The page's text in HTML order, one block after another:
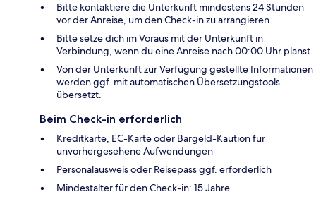
Bitte kontaktiere die Unterkunft mindestens 24 Stunden
vor der Anreise, um den Check-in zu arrangieren.
Bitte setze dich im Voraus mit der Unterkunft in
Verbindung, wenn du eine Anreise nach 00:00 Uhr planst.
Von der Unterkunft zur Verfügung gestellte Informationen
werden ggf. mit automatischen Übersetzungstools
übersetzt.
Beim Check-in erforderlich
Kreditkarte, EC-Karte oder Bargeld-Kaution für
unvorhergesehene Aufwendungen
Personalausweis oder Reisepass ggf. erforderlich
Mindestalter für den Check-in: 15 Jahre